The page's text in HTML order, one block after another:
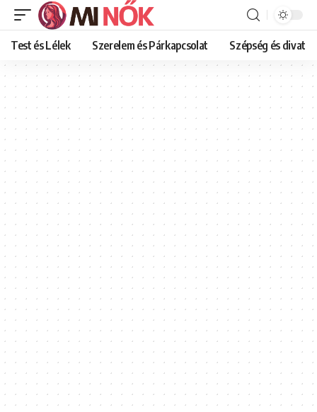
Test és Lélek Szerelem és Párkapcsolat Szépség és divat